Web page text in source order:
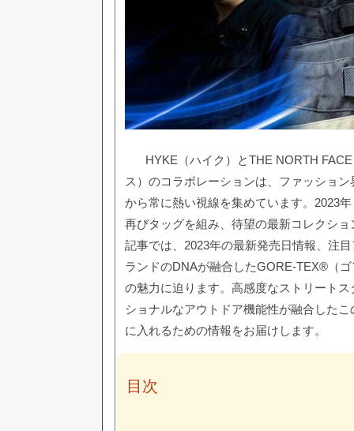
HYKE（ハイク）とTHE NORTH
ス）のコラボレーションは、ファッショ
から常に熱い視線を集めています。2023
再びタッグを組み、待望の最新コレクシ
記事では、2023年の最新発売日情報、注
ランドのDNAが融合したGORE-TEX®（
の魅力に迫ります。高感度なストリート
ショナルなアウトドア機能性が融合した
に入れるための情報をお届けします。
目次